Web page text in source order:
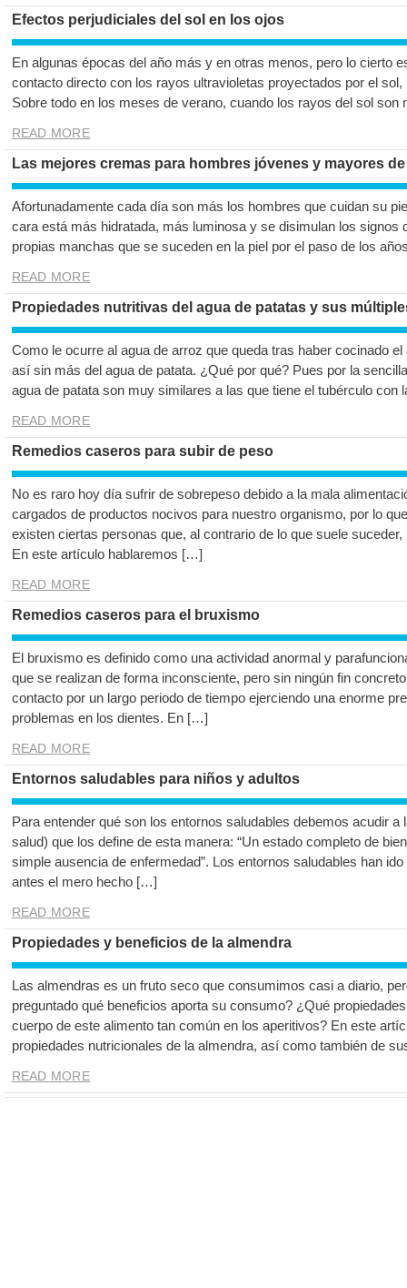
Efectos perjudiciales del sol en los ojos
En algunas épocas del año más y en otras menos, pero lo cierto
contacto directo con los rayos ultravioletas proyectados por el
Sobre todo en los meses de verano, cuando los rayos del sol
READ MORE
Las mejores cremas para hombres jóvenes y mayores
Afortunadamente cada día son más los hombres que cuidan su
cara está más hidratada, más luminosa y se disimulan los signos
propias manchas que se suceden en la piel por el paso de los
READ MORE
Propiedades nutritivas del agua de patatas y sus
Como le ocurre al agua de arroz que queda tras haber cocinado
así sin más del agua de patata. ¿Qué por qué? Pues por la
agua de patata son muy similares a las que tiene el tubérculo con
READ MORE
Remedios caseros para subir de peso
No es raro hoy día sufrir de sobrepeso debido a la mala
cargados de productos nocivos para nuestro organismo, por lo
existen ciertas personas que, al contrario de lo que suele
En este artículo hablaremos […]
READ MORE
Remedios caseros para el bruxismo
El bruxismo es definido como una actividad anormal y
que se realizan de forma inconsciente, pero sin ningún fin
contacto por un largo periodo de tiempo ejerciendo una enorme
problemas en los dientes. En […]
READ MORE
Entornos saludables para niños y adultos
Para entender qué son los entornos saludables debemos acudir
salud) que los define de esta manera: “Un estado completo de
simple ausencia de enfermedad”. Los entornos saludables han
antes el mero hecho […]
READ MORE
Propiedades y beneficios de la almendra
Las almendras es un fruto seco que consumimos casi a diario,
preguntado qué beneficios aporta su consumo? ¿Qué
cuerpo de este alimento tan común en los aperitivos? En este
propiedades nutricionales de la almendra, así como también de
READ MORE